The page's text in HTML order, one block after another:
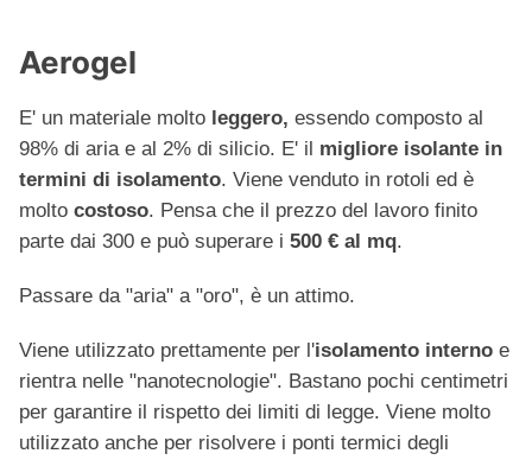
Aerogel
E' un materiale molto leggero, essendo composto al
98% di aria e al 2% di silicio. E' il migliore isolante in
termini di isolamento. Viene venduto in rotoli ed è
molto costoso. Pensa che il prezzo del lavoro finito
parte dai 300 e può superare i 500 € al mq.
Passare da "aria" a "oro", è un attimo.
Viene utilizzato prettamente per l'isolamento interno e
rientra nelle "nanotecnologie". Bastano pochi centimetri
per garantire il rispetto dei limiti di legge. Viene molto
utilizzato anche per risolvere i ponti termici degli